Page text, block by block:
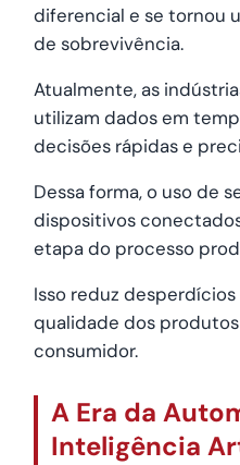
diferencial e se tornou
de sobrevivência.
Atualmente, as
utilizam dados em
decisões rápidas e
Dessa forma, o uso de
dispositivos
etapa do processo
Isso reduz
qualidade dos
consumidor.
A Era da
Inteligência